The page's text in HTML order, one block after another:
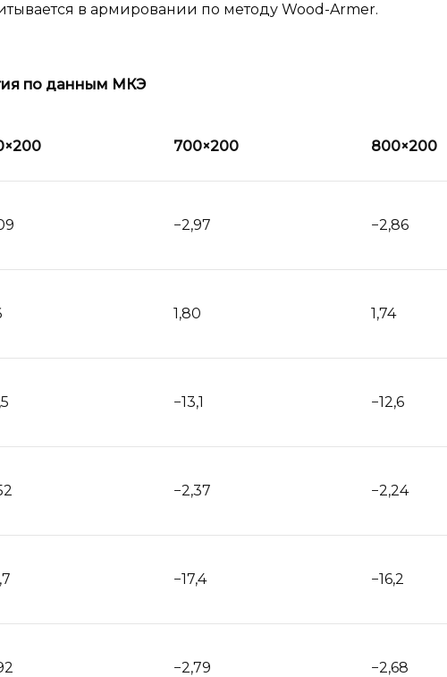
в армировании по методу Wood-Armer.
по данным МКЭ
700×200 800×200
−2,97 −2,86
1,80 1,74
−13,1 −12,6
−2,37 −2,24
−17,4 −16,2
−2,79 −2,68